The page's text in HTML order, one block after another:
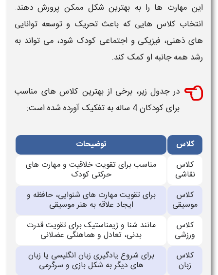
این مهارت ها را به بهترینشکل ممکن پرورش دهند.
انتخاب کلاس هایی که باعث تحریک و توسعه توانایی
های ذهنی، فیزیکی و اجتماعی کودک شود، می تواند به
رشد همه جانبه او کمک کند.
در جدول زیر، برخی ازبهترین کلاس های مناسب
برای کودکان 4 ساله
به تفکیک آورده شده است:
کلاس
توضیحات
کلاس
نقاشی
مناسب برای تقویت خلاقیت و مهارت های
حرکتی کودک
کلاس
موسیقی
برای تقویت مهارت های شنوایی، حافظه و
ایجاد علاقه به هنر موسیقی
کلاس
ورزشی
مانند شنا و ژیمناستیک برای تقویت قدرت
بدنی، تعادل و هماهنگی عضلانی
کلاس
زبان
برای شروع یادگیری زبان انگلیسی یا زبان
های دیگر به شکل بازی و سرگرمی